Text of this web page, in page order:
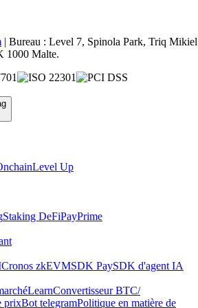
| Bureau : Level 7, Spinola Park, Triq Mikiel
1000 Malte.
Level Up
Staking DeFiPayPrime
Cronos zkEVMSDK PaySDK d'agent IA
LearnConvertisseur BTC/
prixBot telegramPolitique en matière de